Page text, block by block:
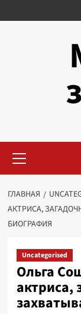
к
меню
ГЛАВНАЯ
АКТРИСА,
БИОГРАФИЯ
Uncategorised
Ольга
актриса,